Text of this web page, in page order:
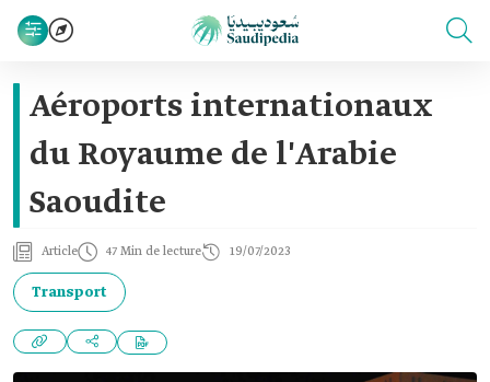
Aéroports internationaux
du Royaume de l'Arabie
Saoudite
Article 47 Min de lecture 19/07/2023
Transport